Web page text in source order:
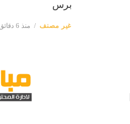
برس
غير مصنف منذ 6 دقائق